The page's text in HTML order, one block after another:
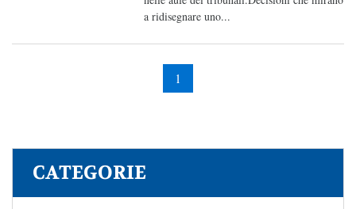
a ridisegnare uno...
1
CATEGORIE